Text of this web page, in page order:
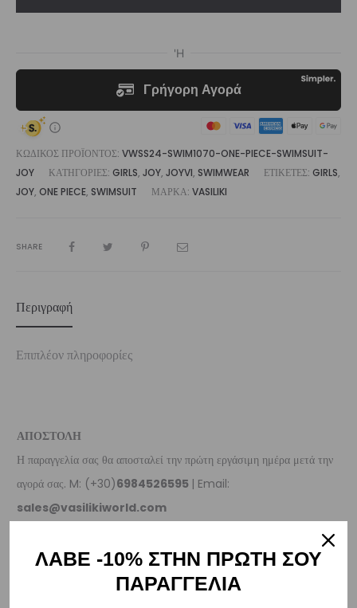
Swimsuit
ΚΩΔΙΚΌΣ ΠΡΟΪΌΝΤΟΣ: VWSS24-SWIM1070-ONE-PIECE-SWIMSUIT-
JOY
ΚΑΤΗΓΟΡΊΕΣ: GIRLS, JOY, JOYVI, SWIMWEAR ΕΤΙΚΈΤΕΣ: GIRLS,
JOY, ONE PIECE, SWIMSUIT ΜΆΡΚΑ: VASILIKI
SHARE
Περιγραφή
Επιπλέον πληροφορίες
ΑΠΟΣΤΟΛΗ
Η παραγγελία σας θα αποσταλεί την πρώτη εργάσιμη ημέρα μετά την
αγορά σας. M: (+30)6984526595 | Email:
sales@vasilikiworld.com
ΠΑΡΑΔΟΣΗ
ΛΑΒΕ -10% ΣΤΗΝ ΠΡΩΤΗ ΣΟΥ
ΠΑΡΑΓΓΕΛΙΑ